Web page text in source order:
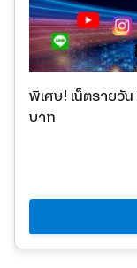
พิเศษ! เน็ตรายวัน
บาท